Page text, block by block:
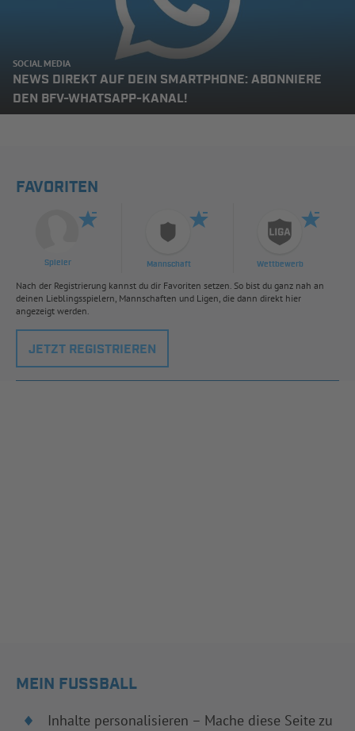
SOCIAL MEDIA
NEWS DIREKT AUF DEIN SMARTPHONE: ABONNIERE
DEN BFV-WHATSAPP-KANAL!
FAVORITEN
Spieler Mannschaft Wettbewerb
Nach der Registrierung kannst du dir Favoriten setzen. So bist du ganz nah an
deinen Lieblingsspielern, Mannschaften und Ligen, die dann direkt hier
angezeigt werden.
JETZT REGISTRIEREN
MEIN FUSSBALL
Inhalte personalisieren – Mache diese Seite zu